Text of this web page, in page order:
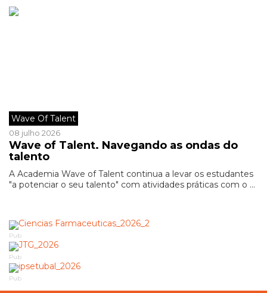
Wave Of Talent
08 julho 2026
Wave of Talent. Navegando as ondas do
talento
A Academia Wave of Talent continua a levar os estudantes
"a potenciar o seu talento" com atividades práticas com o ...
Pub
Pub
Pub